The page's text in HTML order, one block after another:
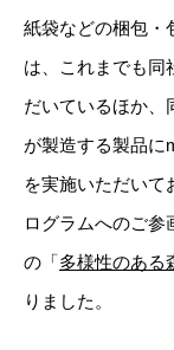
紙袋などの梱包・
は、これまでも同
だいているほか、
が製造する製品に
を実施いただいて
ログラムへのご参
の「多様性のある
りました。